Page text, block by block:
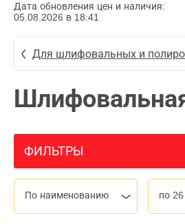
Дата обновления цен и наличия:
05.08.2026 в 18:41
Для шлифовальных и
ФИЛЬТРЫ
По наименованию по 26